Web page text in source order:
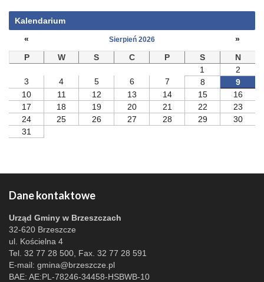
Kalendarium
«
Sierpień 2026
»
P
W S C P S
N
1
2
3
4 5 6 7 8
9
10
11 12 13 14 15
16
17
18 19 20 21 22
23
24
25 26 27 28 29
30
31
Dane kontaktowe
Urząd Gminy w Brzeszczach
32-620 Brzeszcze
ul. Kościelna 4
Tel. 32 77 28 500, Fax. 32 77 28 591
E-mail: gmina@brzeszcze.pl
BAE: AE:PL-78246-34458-HSBWB-10